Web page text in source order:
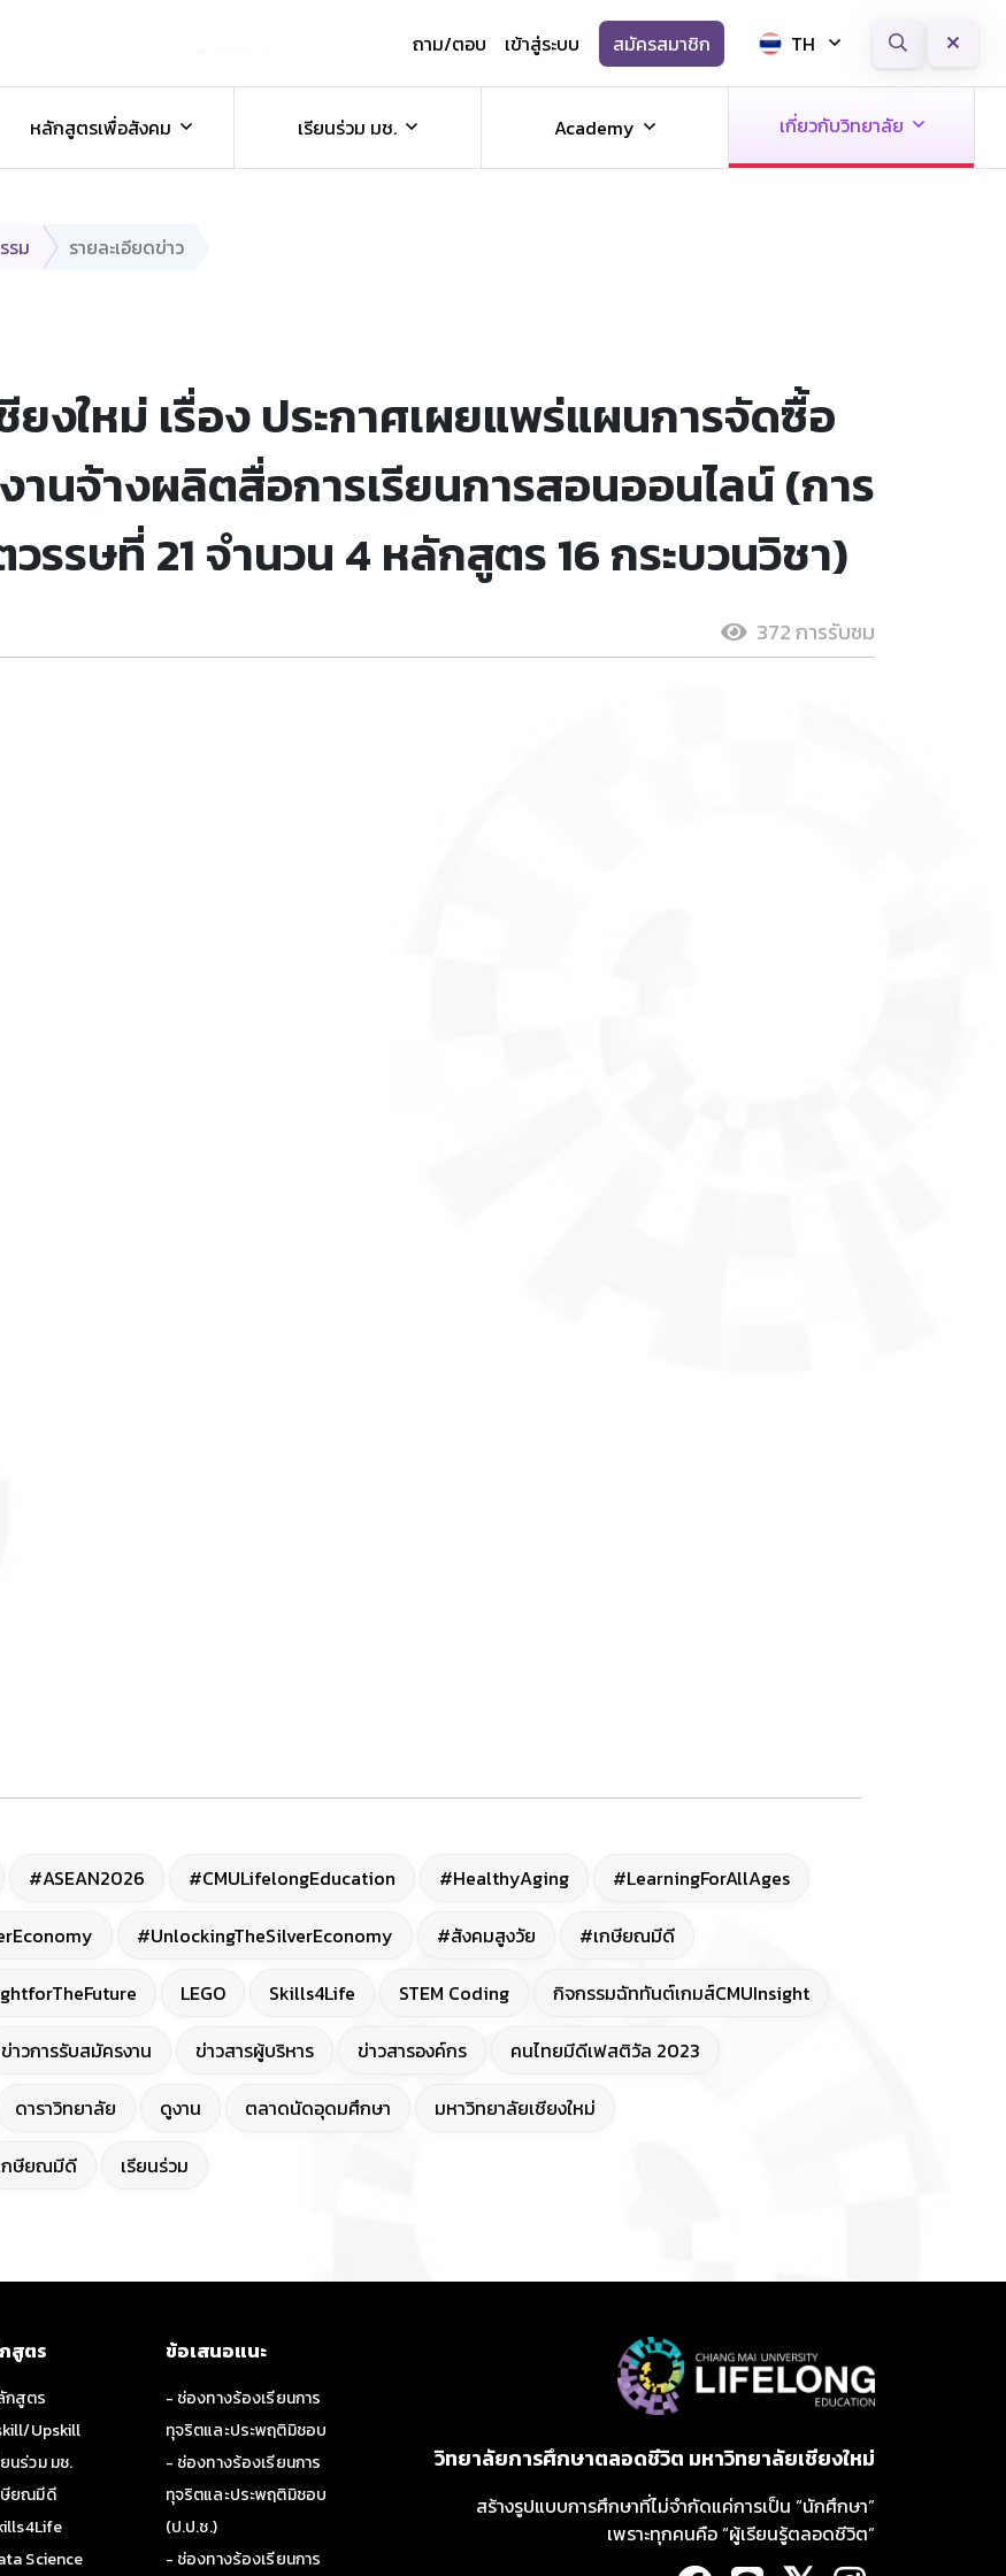
ถาม/ตอบ เข้าสู่ระบบ สมัครสมาชิก TH
หลักสูตรเพื่อสังคม เรียนร่วม มช. Academy เกี่ยวกับวิทยาลัย
รม รายละเอียดข่าว
ยงใหม่ เรื่อง ประกาศเผยแพร่แผนการจัดซื้อ
านจ้างผลิตสื่อการเรียนการสอนออนไลน์ (การ
รษที่ 21 จำนวน 4 หลักสูตร 16 กระบวนวิชา)
372 การรับชม
#ASEAN2026 #CMULifelongEducation #HealthyAging #LearningForAllAges
#UnlockingTheSilverEconomy #สังคมสูงวัย #เกษียณมีดี
LEGO Skills4Life STEM Coding กิจกรรมฉัททันต์เกมส์CMUInsight
ข่าวการรับสมัครงาน ข่าวสารผู้บริหาร ข่าวสารองค์กร คนไทยมีดีเฟสติวัล 2023
ดาราวิทยาลัย ดูงาน ตลาดนัดอุดมศึกษา มหาวิทยาลัยเชียงใหม่
กษียณมีดี เรียนร่วม
สูตร
กสูตร
Upskill
นร่วม มช.
ษียณมีดี
Science
ข้อเสนอแนะ
- ช่องทางร้องเรียนการ
ทุจริตและประพฤติมิชอบ
- ช่องทางร้องเรียนการ
ทุจริตและประพฤติมิชอบ
(ป.ป.ช.)
- ช่องทางร้องเรียนการ
วิทยาลัยการศึกษาตลอดชีวิต มหาวิทยาลัยเชียงใหม่
สร้างรูปแบบการศึกษาที่ไม่จำกัดแค่การเป็น “นักศึกษา”
เพราะทุกคนคือ “ผู้เรียนรู้ตลอดชีวิต”